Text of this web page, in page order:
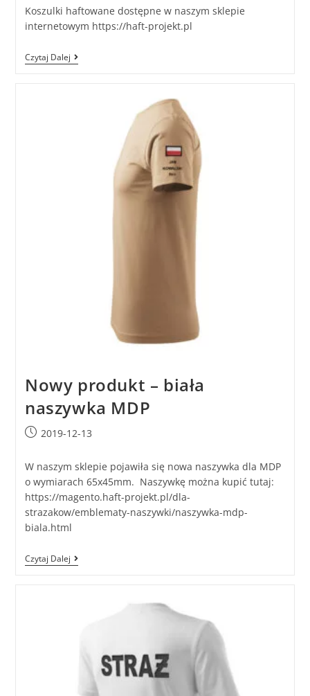
Koszulki haftowane dostępne w naszym sklepie
internetowym https://haft-projekt.pl
Czytaj Dalej
Nowy produkt – biała
naszywka MDP
2019-12-13
W naszym sklepie pojawiła się nowa naszywka dla MDP
o wymiarach 65x45mm. Naszywkę można kupić tutaj:
https://magento.haft-projekt.pl/dla-
strazakow/emblematy-naszywki/naszywka-mdp-
biala.html
Czytaj Dalej